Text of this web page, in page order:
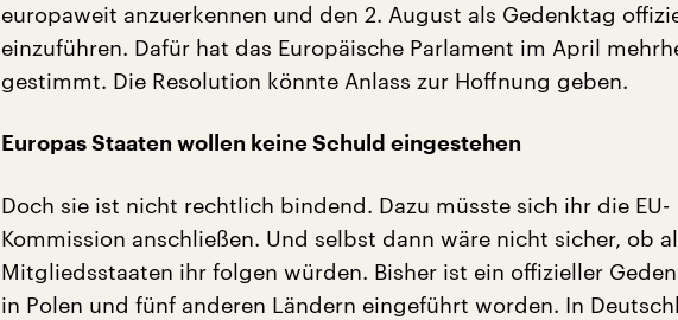
europaweit anzuerkennen und den 2. August als Gedenktag
einzuführen. Dafür hat das Europäische Parlament im April
gestimmt. Die Resolution könnte Anlass zur Hoffnung geben.
Europas Staaten wollen keine Schuld eingestehen
Doch sie ist nicht rechtlich bindend. Dazu müsste sich ihr die EU-
Kommission anschließen. Und selbst dann wäre nicht sicher, ob
Mitgliedsstaaten ihr folgen würden. Bisher ist ein offizieller
in Polen und fünf anderen Ländern eingeführt worden. In